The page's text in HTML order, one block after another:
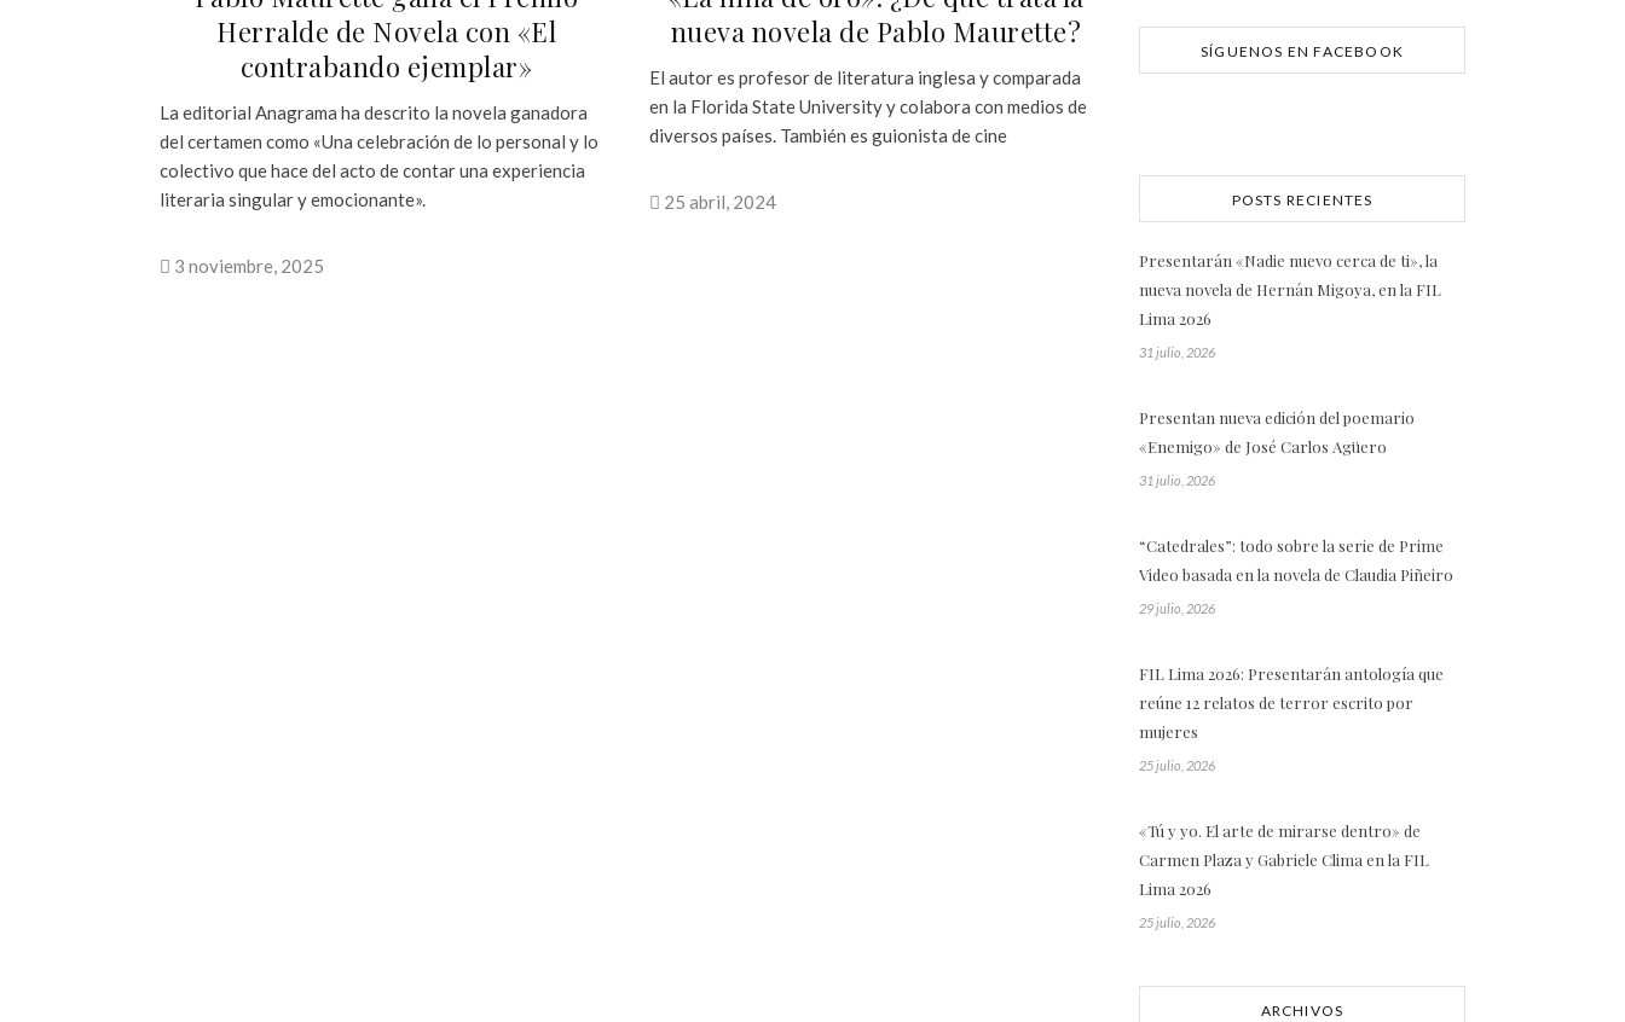
Herralde de Novela con «El
contrabando ejemplar»
La editorial Anagrama ha descrito la novela ganadora
del certamen como «Una celebración de lo personal y lo
colectivo que hace del acto de contar una experiencia
literaria singular y emocionante».
3 noviembre, 2025
nueva novela de Pablo Maurette?
El autor es profesor de literatura inglesa y comparada
en la Florida State University y colabora con medios de
diversos países. También es guionista de cine
25 abril, 2024
SÍGUENOS EN FACEBOOK
POSTS RECIENTES
Presentarán «Nadie nuevo cerca de ti», la
nueva novela de Hernán Migoya, en la FIL
Lima 2026
31 julio, 2026
Presentan nueva edición del poemario
«Enemigo» de José Carlos Agüero
31 julio, 2026
“Catedrales”: todo sobre la serie de Prime
Video basada en la novela de Claudia Piñeiro
29 julio, 2026
FIL Lima 2026: Presentarán antología que
reúne 12 relatos de terror escrito por
mujeres
25 julio, 2026
«Tú y yo. El arte de mirarse dentro» de
Carmen Plaza y Gabriele Clima en la FIL
Lima 2026
25 julio, 2026
ARCHIVOS